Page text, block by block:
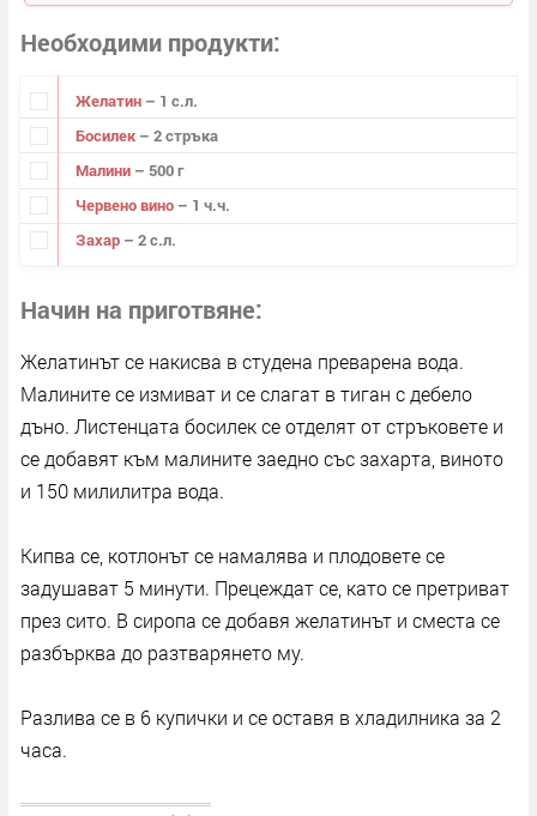
Необходими продукти
Желатин – 1 с.л.
Босилек – 2 стръка
Малини – 500 г
Червено вино – 1 ч.ч.
Захар – 2 с.л.
Начин на приготвяне
Желатинът се накисва в студена преварена вода.
Малините се измиват и се слагат в тиган с дебело
дъно. Листенцата босилек се отделят от стръковете и
се добавят към малините заедно със захарта, виното
и 150 милилитра вода.
Кипва се, котлонът се намалява и плодовете се
задушават 5 минути. Прецеждат се, като се претриват
през сито. В сиропа се добавя желатинът и сместа се
разбърква до разтварянето му.
Разлива се в 6 купички и се оставя в хладилника за 2
часа.